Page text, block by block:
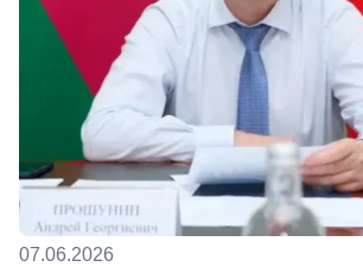
07.06.2026